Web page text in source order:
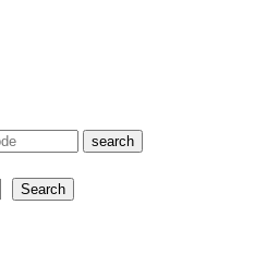
Search